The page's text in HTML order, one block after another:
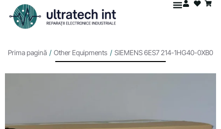
Prima pagină / Other Equipments / SIEMENS 6ES7 214-1HG40-0XB0